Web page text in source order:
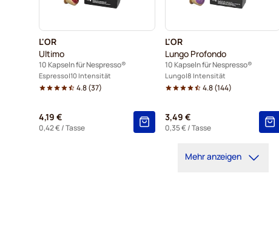
L'OR
Ultimo
10 Kapseln für Nespresso®
Espresso 10 Intensität
4.8(37)
4,19 €
0,42 €/ Tasse
L'OR
Lungo Profondo
10 Kapseln für Nespresso®
Lungo 8 Intensität
4.8(144)
3,49 €
0,35 €/ Tasse
Mehr anzeigen